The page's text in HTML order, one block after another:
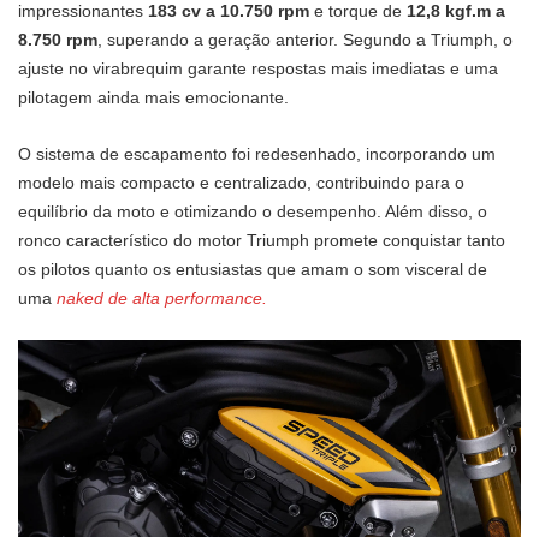
impressionantes 183 cv a 10.750 rpm e torque de 12,8 kgf.m a
8.750 rpm , superando a geração anterior. Segundo a Triumph, o
ajuste no virabrequim garante respostas mais imediatas e uma
pilotagem ainda mais emocionante.
O sistema de escapamento foi redesenhado, incorporando um
modelo mais compacto e centralizado, contribuindo para o
equilíbrio da moto e otimizando o desempenho. Além disso, o
ronco característico do motor Triumph promete conquistar tanto
os pilotos quanto os entusiastas que amam o som visceral de
uma naked de alta performance.